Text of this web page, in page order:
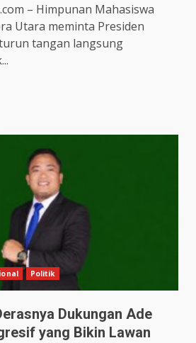
– Himpunan Mahasiswa
Utara meminta Presiden
tangan langsung
Politik
Dukungan Ade
yang Bikin Lawan